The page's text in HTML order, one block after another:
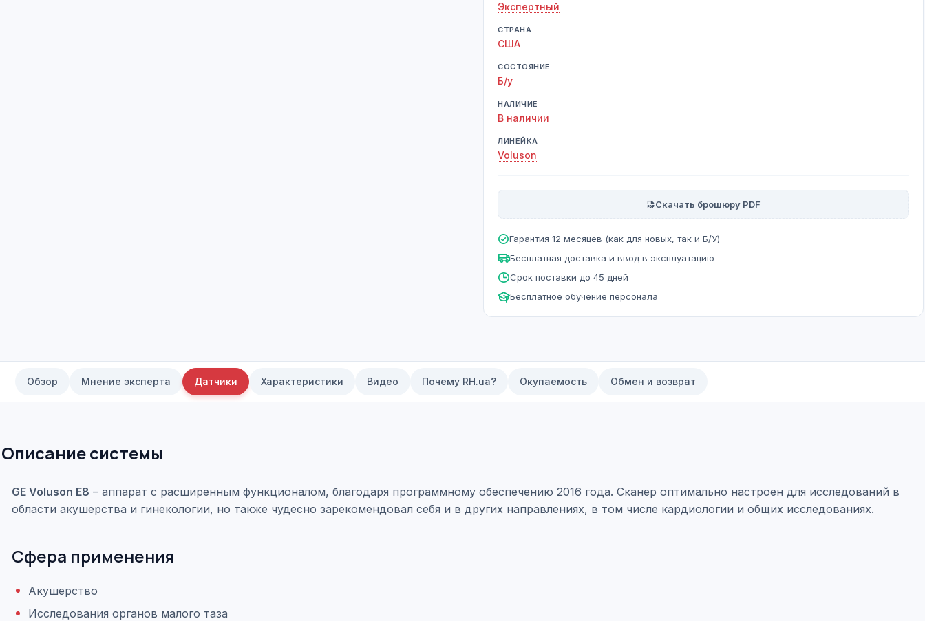
Экспертный
СТРАНА
США
СОСТОЯНИЕ
Б/у
НАЛИЧИЕ
В наличии
ЛИНЕЙКА
Voluson
Скачать брошюру PDF
Гарантия 12 месяцев (как для новых, так и Б/У)
Бесплатная доставка и ввод в эксплуатацию
Срок поставки до 45 дней
Бесплатное обучение персонала
Обзор Мнение эксперта Датчики Характеристики Видео Почему RH.ua? Окупаемость Обмен и возврат
Описание системы
GE Voluson E8 – аппарат с расширенным функционалом, благодаря программному обеспечению 2016 года. Сканер оптимально настроен для исследований в
области акушерства и гинекологии, но также чудесно зарекомендовал себя и в других направлениях, в том числе кардиологии и общих исследованиях.
Сфера применения
Акушерство
Исследования органов малого таза